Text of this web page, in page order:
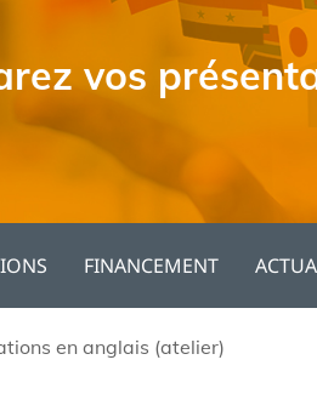
vos
FINANCEMENT
en anglais (atelier)